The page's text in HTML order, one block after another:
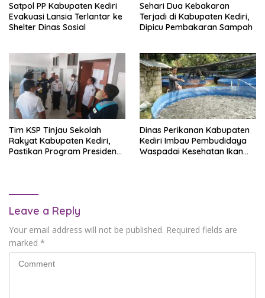
Satpol PP Kabupaten Kediri
Evakuasi Lansia Terlantar ke
Shelter Dinas Sosial
Sehari Dua Kebakaran
Terjadi di Kabupaten Kediri,
Dipicu Pembakaran Sampah
Tim KSP Tinjau Sekolah
Rakyat Kabupaten Kediri,
Pastikan Program Presiden
Dinas Perikanan Kabupaten
Kediri Imbau Pembudidaya
Waspadai Kesehatan Ikan
Leave a Reply
Your email address will not be published. Required fields are
marked *